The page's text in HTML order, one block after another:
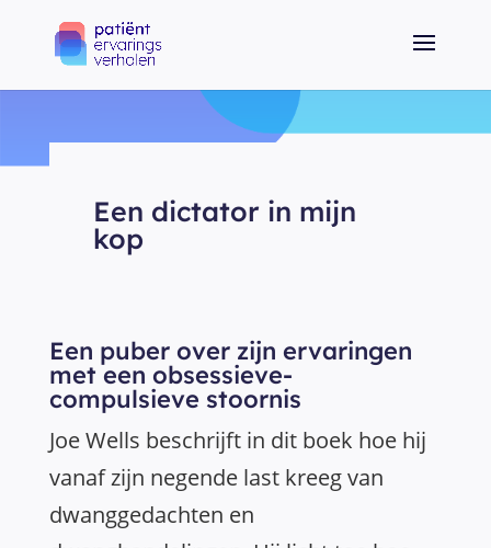
Een dictator in mijn
kop
Een puber over zijn ervaringen
met een obsessieve-
compulsieve stoornis
Joe Wells beschrijft in dit boek hoe hij
vanaf zijn negende last kreeg van
dwanggedachten en